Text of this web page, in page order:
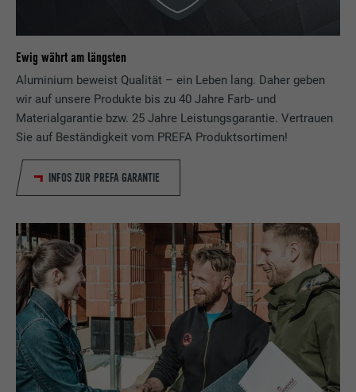
Ewig währt am längsten
Aluminium beweist Qualität – ein Leben lang. Daher geben
wir auf unsere Produkte bis zu 40 Jahre Farb- und
Materialgarantie bzw. 25 Jahre Leistungsgarantie. Vertrauen
Sie auf Beständigkeit vom PREFA Produktsortimen!
INFOS ZUR PREFA GARANTIE